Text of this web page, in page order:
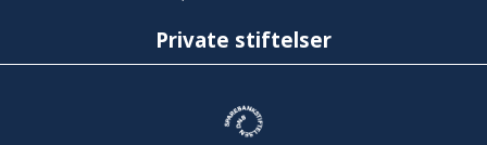
Private stiftelser